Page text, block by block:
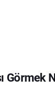
Görmek